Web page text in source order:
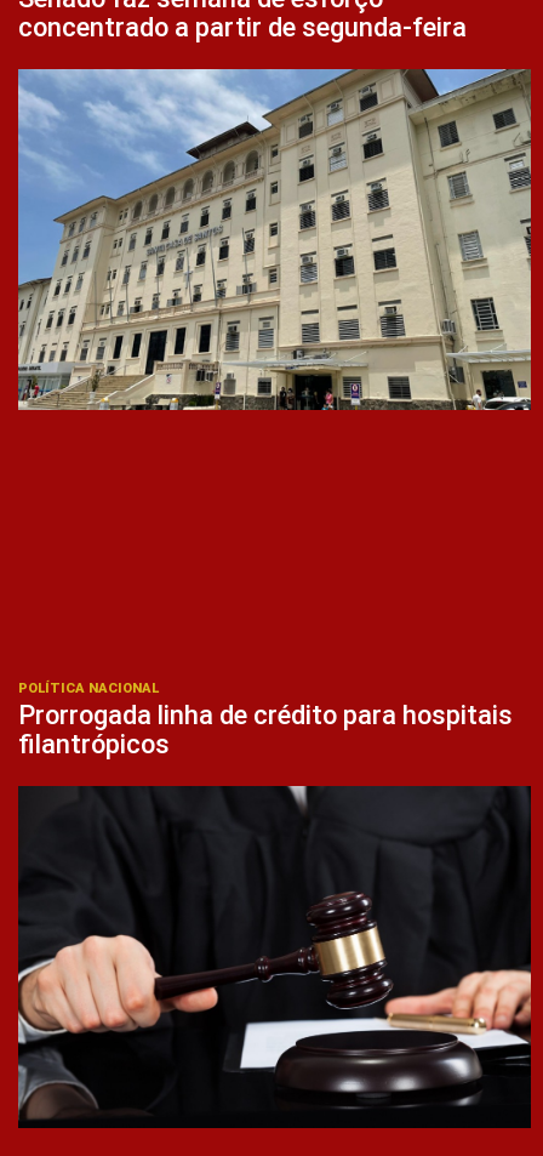
concentrado a partir de segunda-feira
POLÍTICA NACIONAL
Prorrogada linha de crédito para hospitais
filantrópicos